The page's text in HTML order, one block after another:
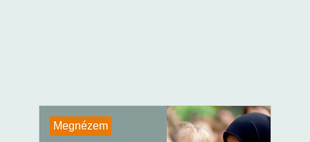
Megnézem